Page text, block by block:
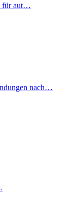
für aut…
nach…